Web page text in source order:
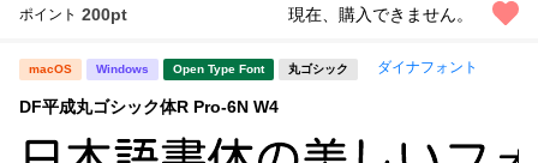
マイページ
江戸文字 デザイン毛筆
ポイント 200pt 現在、購入できません。
macOS Windows Open Type Font 丸ゴシック ダイナフォント
DF平成丸ゴシック体R Pro-6N W4